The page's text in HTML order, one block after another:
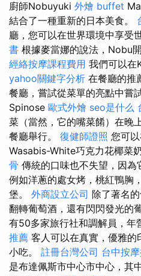
廚師Nobuyuki 外燴 buffet
結合了一種重新的日本美食。
廳，您可以在世界環境中享受
書 根據麥當娜的說法，Nobu
經絡按摩課程費用 我們可以在
yahoo關鍵字分析 在餐廳的推
餐廳，嘗試從菜單的亮點中嘗
Spinose 歐式外燴 seo是什么
菜（當然，它的嘴菜餚）在晚
餐廳舉行。 復健師證照 您可
Wasabis-White巧克力花椰菜
骨 傳統的口味也不失望，因為
例如洋蔥的處女烤，桃紅鴨胸
堡。 外商設立公司 除了著名
翻轉葡萄酒，還有閃閃發光的
有50多家旅行社和調解員，年
推薦 客人可以在真實，優雅的
小吃。 註冊台灣公司 台中按
是布達佩斯市中心市中心，其